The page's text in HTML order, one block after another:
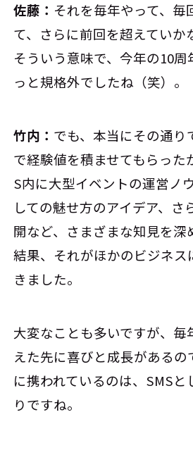
佐藤： それを毎年やって、毎
て、さらに前回を超えていか
そういう意味で、今年の10
っと規格外でしたね（笑）。
竹内： でも、本当にその通り
で経験値を積ませてもらった
S内に大型イベントの運営ノ
しての魅せ方のアイデア、さ
開など、さまざまな知見を深
結果、それがほかのビジネス
きました。
大変なことも多いですが、毎
えた先に喜びと成長があるの
に携われているのは、SMSと
りですね。